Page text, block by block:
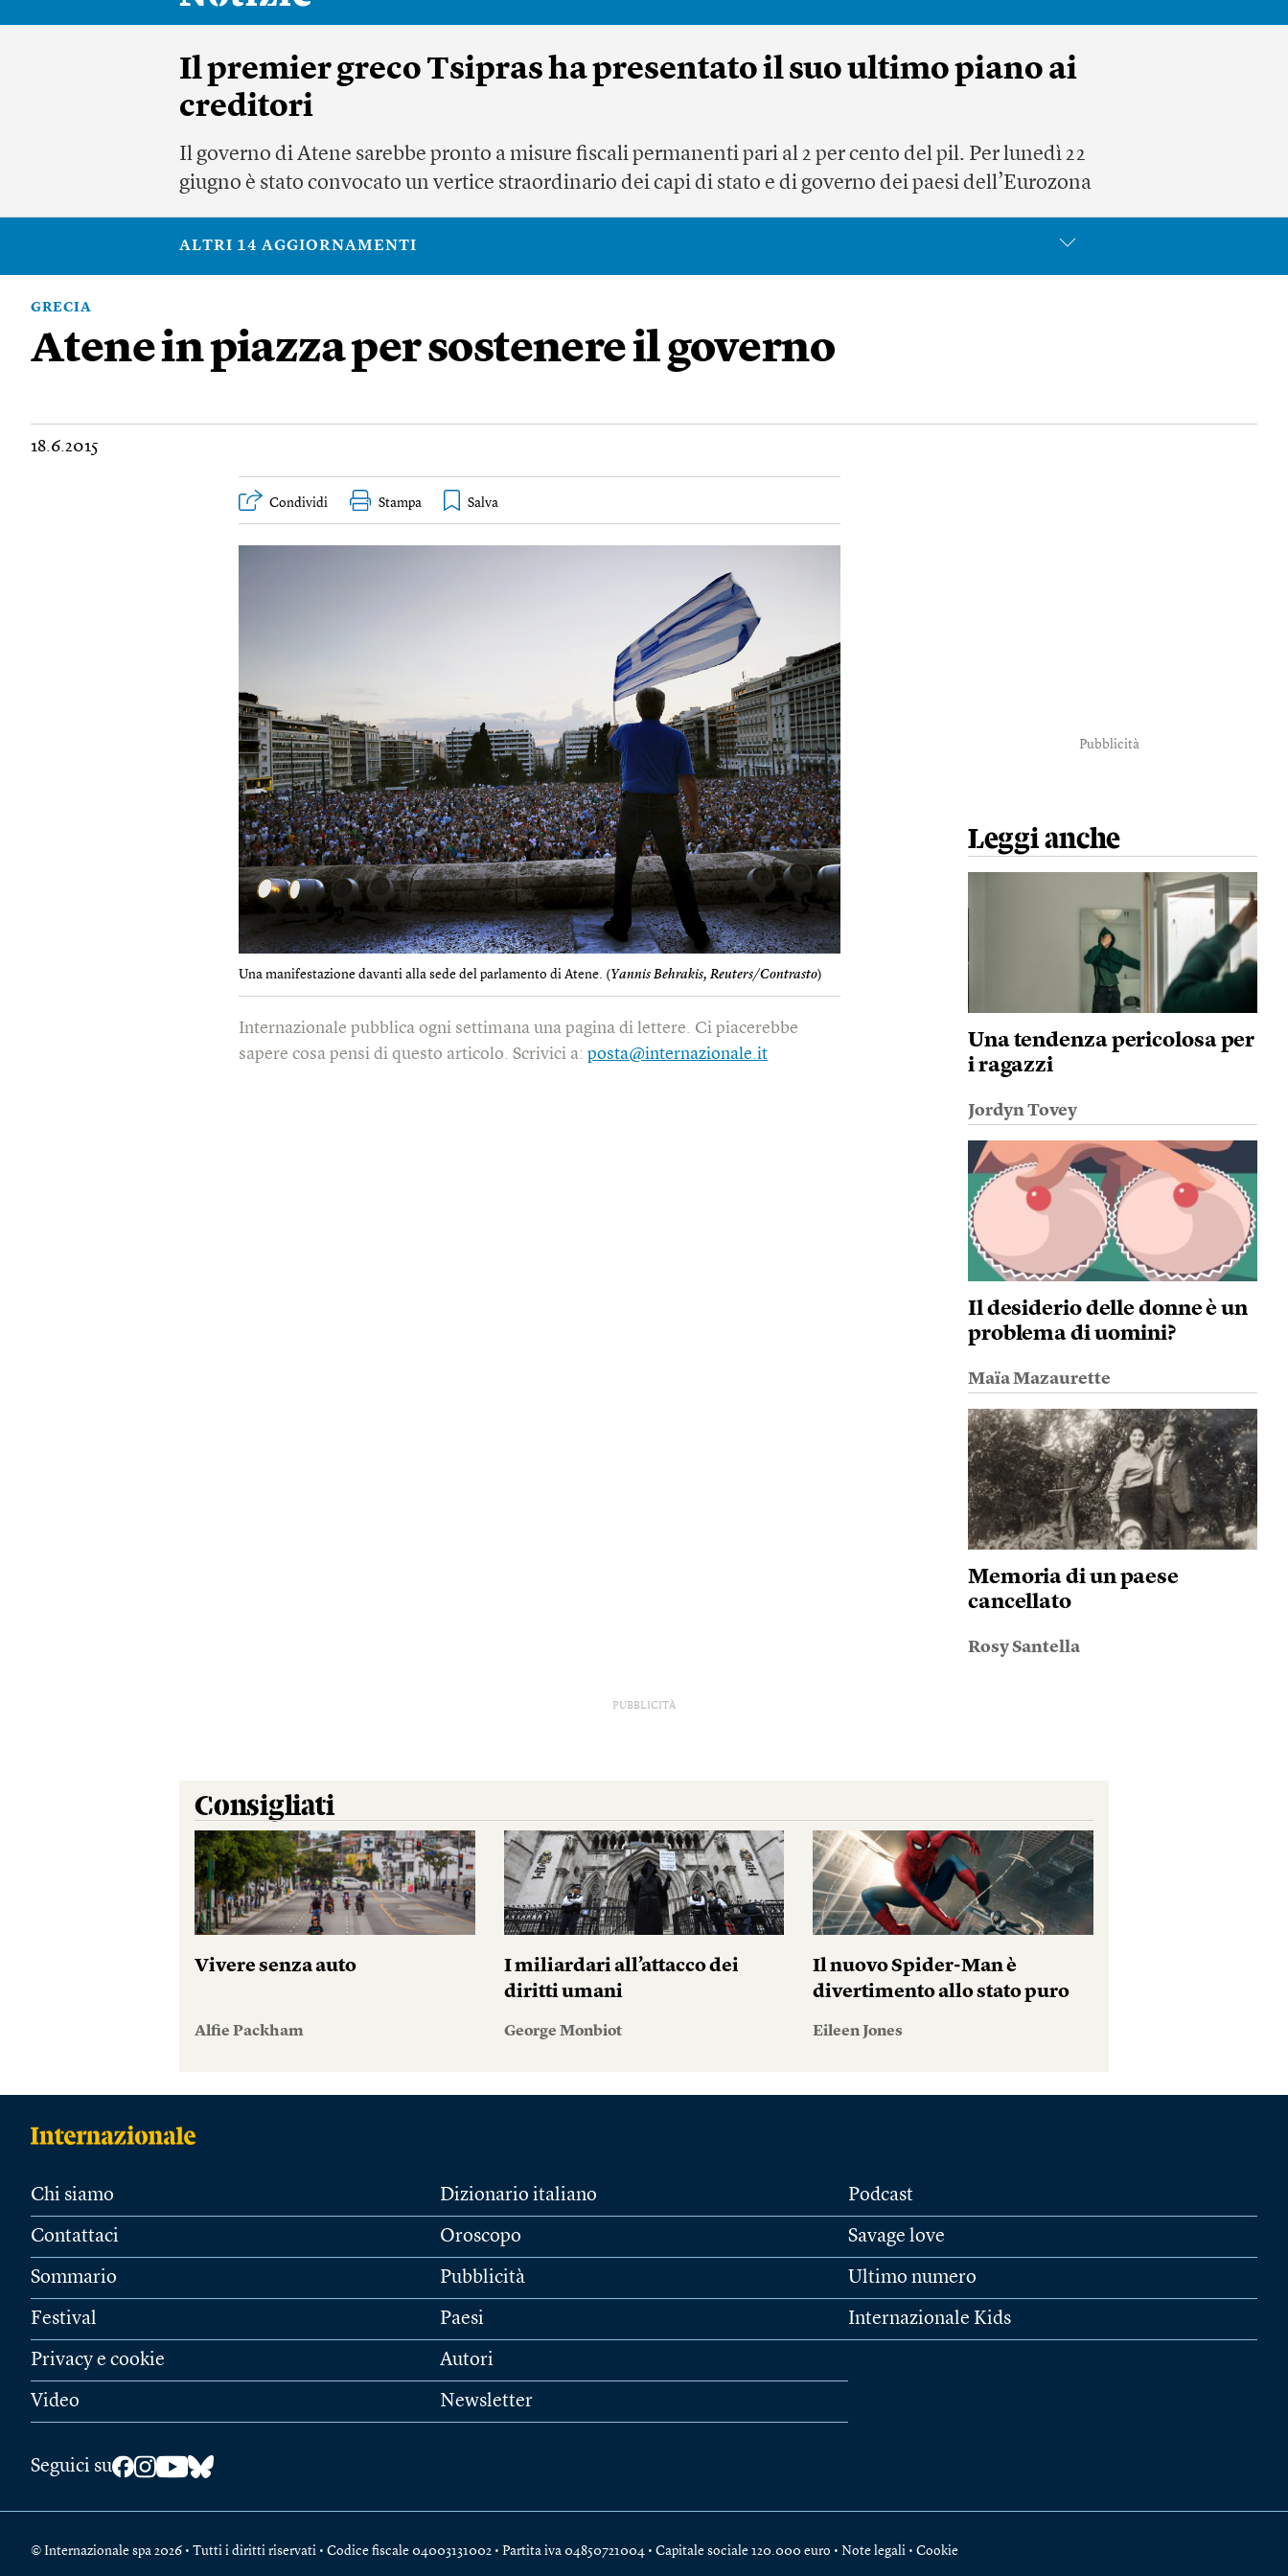
Il premier greco Tsipras ha presentato il suo ultimo piano ai
creditori
Il governo di Atene sarebbe pronto a misure fiscali permanenti pari al 2 per cento del pil. Per lunedì 22
giugno è stato convocato un vertice straordinario dei capi di stato e di governo dei paesi dell’Eurozona
ALTRI 14 AGGIORNAMENTI
GRECIA
Atene in piazza per sostenere il governo
18.6.2015
Condividi Stampa
Una manifestazione davanti alla sede del parlamento di Atene. (Yannis Behrakis, Reuters/Contrasto)
Internazionale pubblica ogni settimana una pagina di lettere. Ci piacerebbe
sapere cosa pensi di questo articolo. Scrivici a:posta@internazionale.it
Pubblicità
Leggi anche
Una tendenza pericolosa per
i ragazzi
Jordyn Tovey
Il desiderio delle donne è un
problema di uomini?
Maïa Mazaurette
Memoria di un paese
cancellato
Rosy Santella
PUBBLICITÀ
Consigliati
Vivere senza auto
Alfie Packham
I miliardari all’attacco dei
diritti umani
George Monbiot
Il nuovo Spider-Man è
divertimento allo stato puro
Eileen Jones
Chi siamo
Contattaci
Sommario
Festival
Privacy e cookie
Video
Dizionario italiano
Oroscopo
Pubblicità
Paesi
Autori
Newsletter
Podcast
Savage love
Ultimo numero
Internazionale Kids
Seguici su
© Internazionale spa 2026 • Tutti i diritti riservati • Codice fiscale 04003131002 • Partita iva 04850721004 • Capitale sociale 120.000 euro • Note legali • Cookie